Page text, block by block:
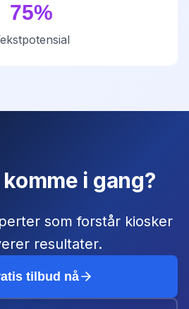
75%
i gang?
som forstår kiosker
resultater.
tilbud nå